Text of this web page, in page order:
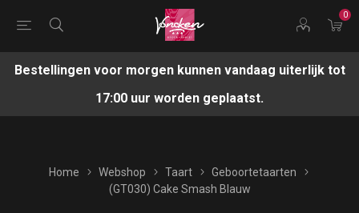
0
Bestellingen voor morgen kunnen vandaag uiterlijk tot
17:00 uur worden geplaatst.
Home Webshop Taart
Geboortetaarten
(GT030) Cake Smash Blauw